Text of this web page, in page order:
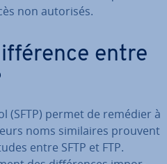
non autorisés.
entre
(SFTP) permet de remédier à
noms si­mi­laires prouvent
entre SFTP et FTP.